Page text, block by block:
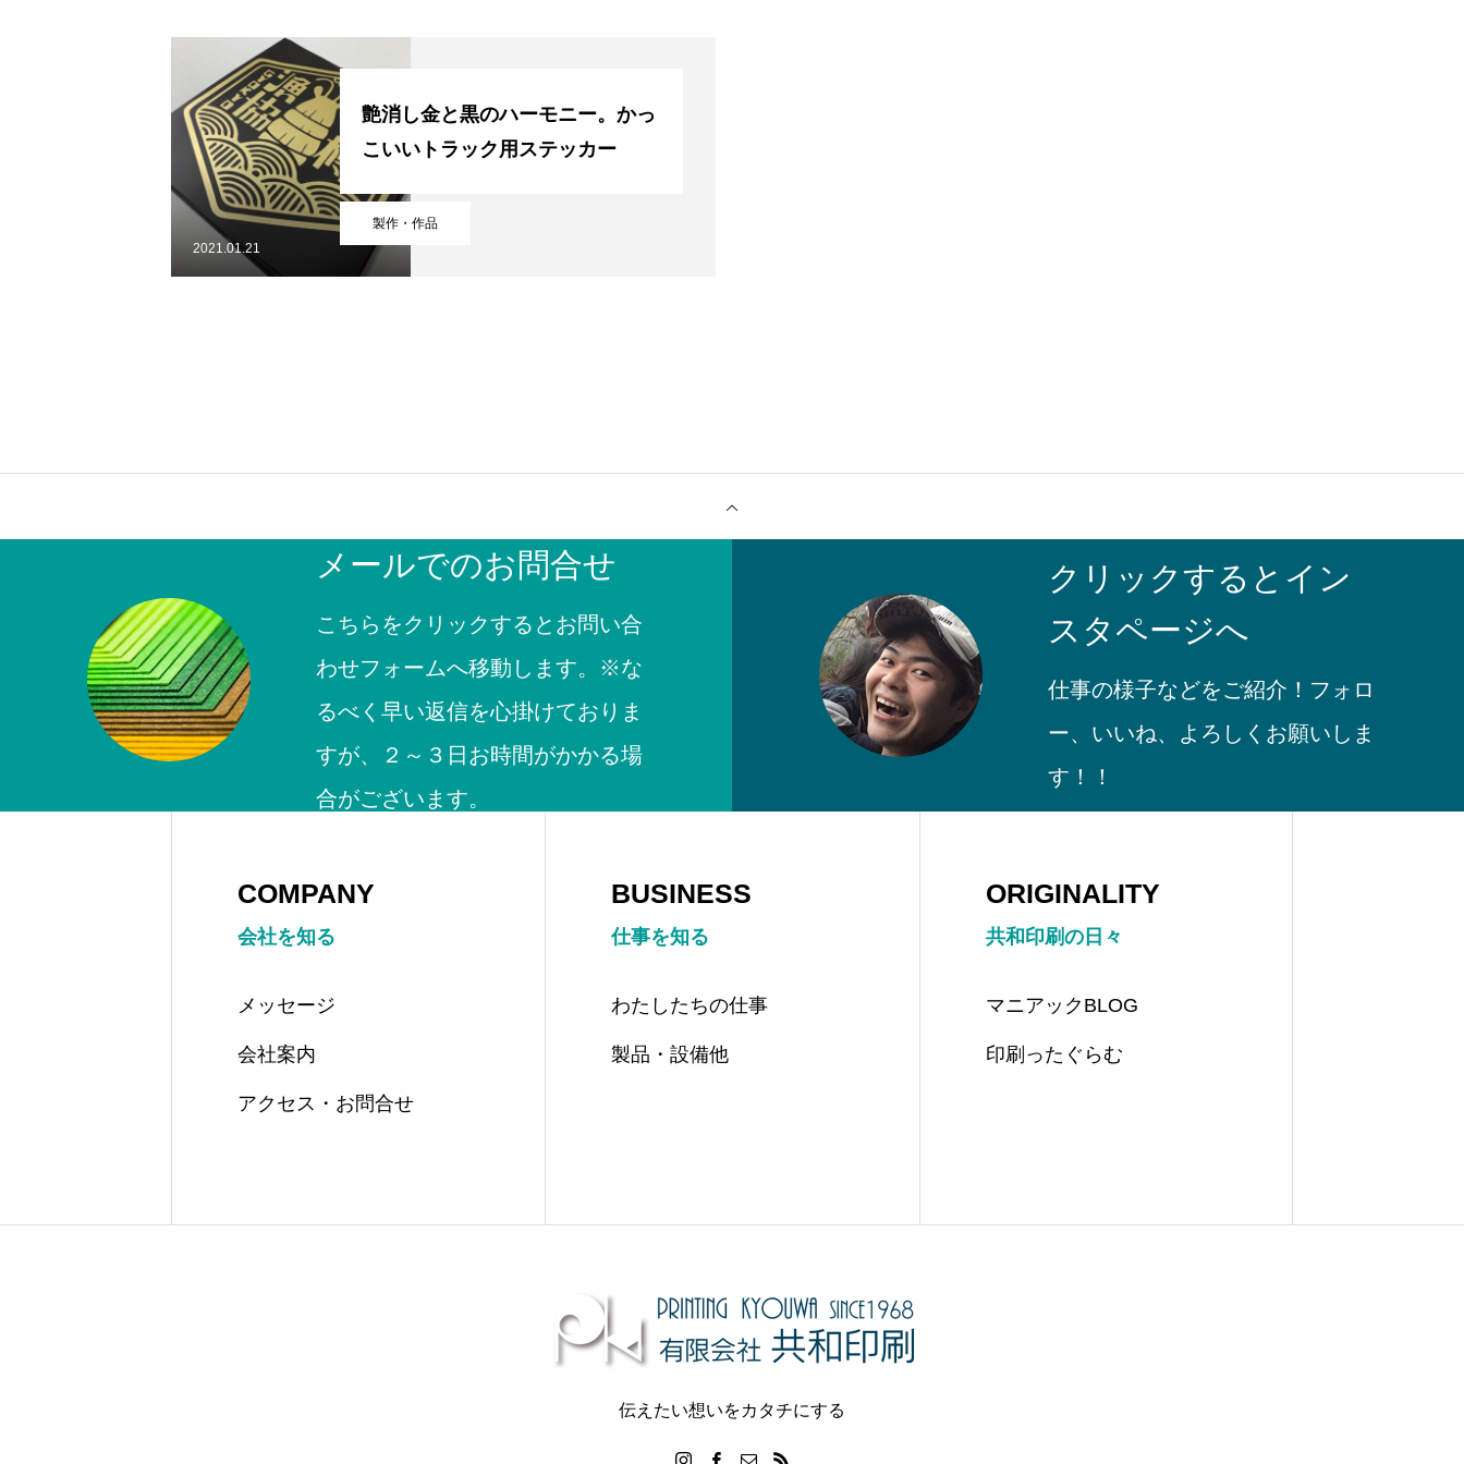
HOME
COMPANY
マニアックBLOG マニアックなブログ
印刷ったぐらむ インスタグラム
HOME プライバシーポリシー
製作・作品
艶消し金と黒のハーモニー。かっ
こいいトラック用ステッカー
2021.01.21
メールでのお問合せ
こちらをクリックするとお問い合
わせフォームへ移動します。※な
るべく早い返信を心掛けておりま
すが、２～３日お時間がかかる場
合がございます。
クリックするとイン
スタページへ
仕事の様子などをご紹介！フォロ
ー、いいね、よろしくお願いしま
す！！
COMPANY
会社を知る
メッセージ
会社案内
アクセス・お問合せ
BUSINESS
仕事を知る
わたしたちの仕事
製品・設備他
ORIGINALITY
共和印刷の日々
マニアックBLOG
印刷ったぐらむ
伝えたい想いをカタチにする